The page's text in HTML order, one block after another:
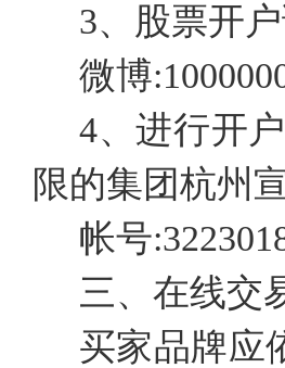
3、股票开
微博
4、进行开
限的集团杭州
帐号
三、在线交
买家品牌应